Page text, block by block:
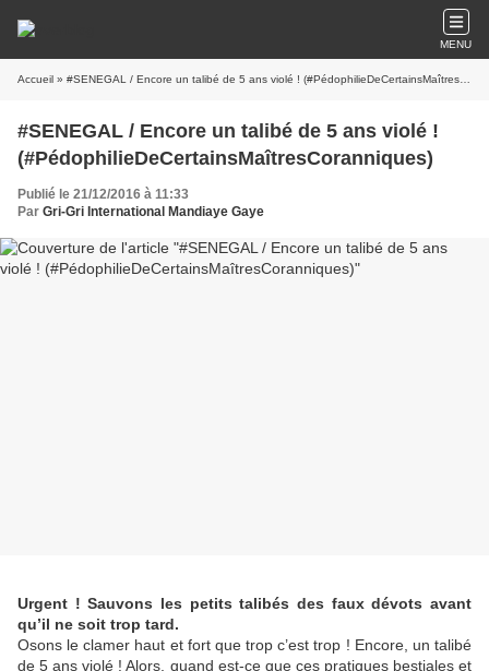
MENU
Accueil » #SENEGAL / Encore un talibé de 5 ans violé ! (#PédophilieDeCertainsMaîtresCoranniques)
#SENEGAL / Encore un talibé de 5 ans violé !
(#PédophilieDeCertainsMaîtresCoranniques)
Publié le 21/12/2016 à 11:33
Par Gri-Gri International Mandiaye Gaye
Urgent ! Sauvons les petits talibés des faux dévots avant
qu’il ne soit trop tard.
Osons le clamer haut et fort que trop c’est trop ! Encore, un talibé
de 5 ans violé ! Alors, quand est-ce que ces pratiques bestiales et